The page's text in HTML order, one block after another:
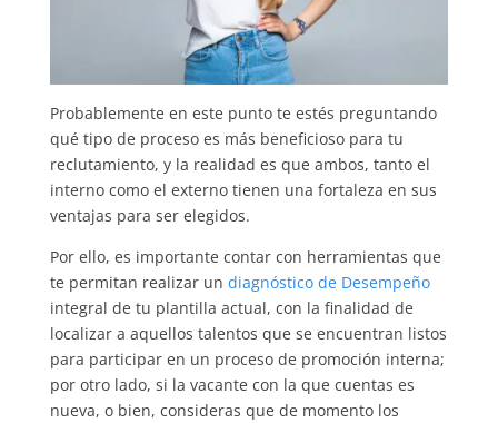
Probablemente en este punto te estés preguntando
qué tipo de proceso es más beneficioso para tu
reclutamiento, y la realidad es que ambos, tanto el
interno como el externo tienen una fortaleza en sus
ventajas para ser elegidos.
Por ello, es importante contar con herramientas que
te permitan realizar un diagnóstico de Desempeño
integral de tu plantilla actual, con la finalidad de
localizar a aquellos talentos que se encuentran listos
para participar en un proceso de promoción interna;
por otro lado, si la vacante con la que cuentas es
nueva, o bien, consideras que de momento los